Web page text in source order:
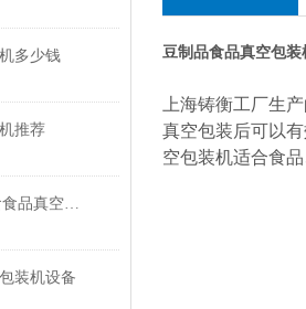
多少钱
推荐
ZH-400型台式不锈钢熟食食品真空包装机设备
装机设备
豆制品食品真空包装
上海铸衡工厂生
真空包装后可以
空包装机适合食